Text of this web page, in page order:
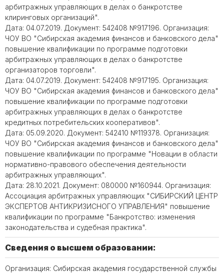
арбитражных управляющих в делах о банкротстве
клиринговых организаций".
Дата: 04.07.2019. Документ: 542408 №917196. Организация:
ЧОУ ВО "Сибирская академия финансов и банковского дела"
повышение квалификации по программе подготовки
арбитражных управляющих в делах о банкротстве
организаторов торговли".
Дата: 04.07.2019. Документ: 542408 №917195. Организация:
ЧОУ ВО "Сибирская академия финансов и банковского дела"
повышение квалификации по программе подготовки
арбитражных управляющих в делах о банкротстве
кредитных потребительских кооперативов".
Дата: 05.09.2020. Документ: 542410 №119378. Организация:
ЧОУ ВО "Сибирская академия финансов и банковского дела"
повышение квалификации по программе "Новации в области
нормативно-правового обеспечения деятельности
арбитражных управляющих".
Дата: 28.10.2021. Документ: 080000 №160944. Организация:
Ассоциация арбитражных управляющих "СИБИРСКИЙ ЦЕНТР
ЭКСПЕРТОВ АНТИКРИЗИСНОГО УПРАВЛЕНИЯ" повышение
квалификации по программе "Банкротство: изменения
законодательства и судебная практика".
Сведения о высшем образовании:
Организация: Сибирская академия государственной службы